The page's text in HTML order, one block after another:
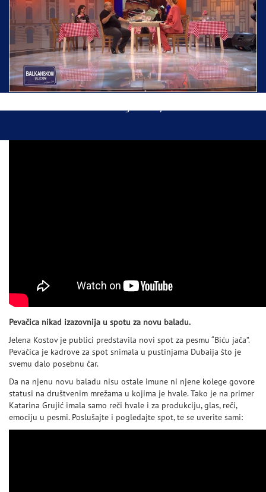
Ispraćaj Pojasa Presvete Bogorodice danas iz
Hrama Svetog Save
Pevačica nikad izazovnija u spotu za novu baladu.
Jelena Kostov je publici predstavila novi spot za pesmu “Biću jača”.
Pevačica je kadrove za spot snimala u pustinjama Dubaija što je
svemu dalo posebnu čar.
Da na njenu novu baladu nisu ostale imune ni njene kolege govore
statusi na društvenim mrežama u kojima je hvale. Tako je na primer
Katarina Grujić imala samo reči hvale i za produkciju, glas, reči,
emociju u pesmi. Poslušajte i pogledajte spot, te se uverite sami: